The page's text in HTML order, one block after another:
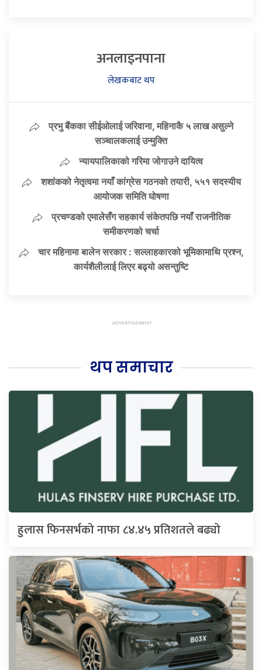
अनलाइनपाना
लेखकबाट थप
प्रभु बैंकका सीईओलाई जरिवाना, महिनाकै ५ लाख असुल्ने
सञ्चालकलाई उन्मुक्ति
न्यायपालिकाको गरिमा जोगाउने दायित्व
शशांकको नेतृत्वमा नयाँ कांग्रेस गठनको तयारी, ५५१ सदस्यीय
आयोजक समिति घोषणा
प्रचण्डको एमालेसँग सहकार्य संकेतपछि नयाँ राजनीतिक
समीकरणको चर्चा
चार महिनामा बालेन सरकार : सल्लाहकारको भूमिकामाथि प्रश्न,
कार्यशैलीलाई लिएर बढ्यो असन्तुष्टि
थप समाचार
हुलास फिनसर्भको नाफा ८४.४५ प्रतिशतले बढ्यो